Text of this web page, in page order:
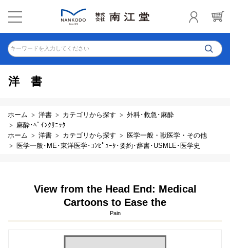
キーワードを入力してください
洋書
ホーム 洋書 カテゴリから探す
外科･救急･麻酔
麻酔･ﾍﾟｲﾝｸﾘﾆｯｸ
ホーム
洋書 カテゴリから探す
医学一般・獣医学・その他
医学一般･ME･東洋医学･ｺﾝﾋﾟｭｰﾀ･要約･辞書･USMLE･医学史
View from the Head End: Medical
Cartoons to Ease the
Pain